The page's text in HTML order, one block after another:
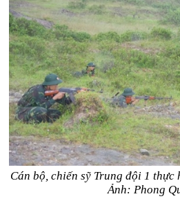
Cán bộ, chiến sỹ Trung đội 1 thực
Ảnh: Phong